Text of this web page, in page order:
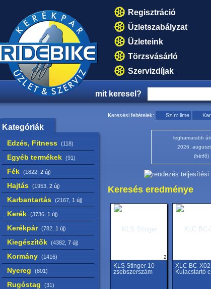
Regisztráció
Üzletszabályzat
Üzleteink
Törzsvásárló
Szervizdíjak
mit keresel?
Kategóriák
Edzés, Fitness (118)
Egyéb termékek (91)
Fék (1822, 2 új)
Hajtás (1953, 2 új)
Karbantartás (2167, 1 új)
Kerék (3736, 1 új)
Kerékpár (782, 1 új)
Kiegészítők (4382, 7 új)
Kormány (1416)
Nyereg (801)
Rugóstag (31)
Keresési feltételek: Szín: lime
leghamarabb
2026.
(hétfő)
Keresés eredménye
2
KLS Stinger 10
zsebszerszám
XLC BC-X02
Kulacstartó